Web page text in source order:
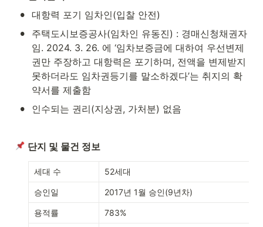
• 대항력 포기 임차인(입찰 안전)
•
주택도시보증공사(임차인 유동진) : 경매신청채권자
임. 2024. 3. 26. 에 ‘임차보증금에 대하여 우선변제
권만 주장하고 대항력은 포기하며, 전액을 변제받지
못하더라도 임차권등기를 말소하겠다’는 취지의 확
약서를 제출함
• 인수되는 권리(지상권, 가처분) 없음
단지 및 물건 정보
세대 수 52세대
승인일 2017년 1월 승인(9년차)
용적률 783%